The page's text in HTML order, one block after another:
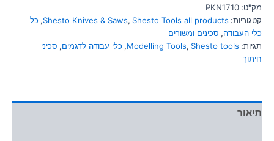
מק"ט: PKN1710
קטגוריות:
Shesto Knives & Saws, Shesto Tools all products
, כל
כלי העבודה, סכינים ומשורים
תגיות:
Modelling Tools, Shesto tools
, כלי עבודה לדגמים, סכיני
חיתוך
תיאור